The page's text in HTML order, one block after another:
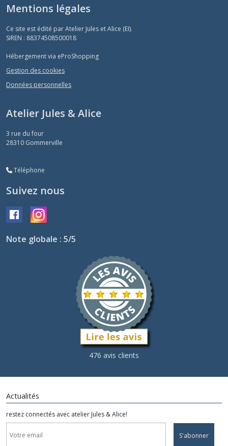
Mentions légales
Ce site est édité par Atelier Jules et Alice (EI).
SIREN : 88374508500018
Hébergement via eProShopping
Gestion des cookies
Données personnelles
Atelier Jules & Alice
3 rue du four
28310 Gommerville
Téléphone
Suivez nous
Note globale : 5/5
476 avis clients
Actualités
restez connectés avec atelier Jules & Alice!
S'abonner